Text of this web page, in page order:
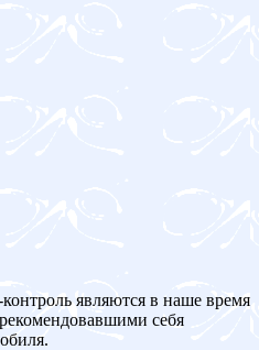
являются в наше время
себя